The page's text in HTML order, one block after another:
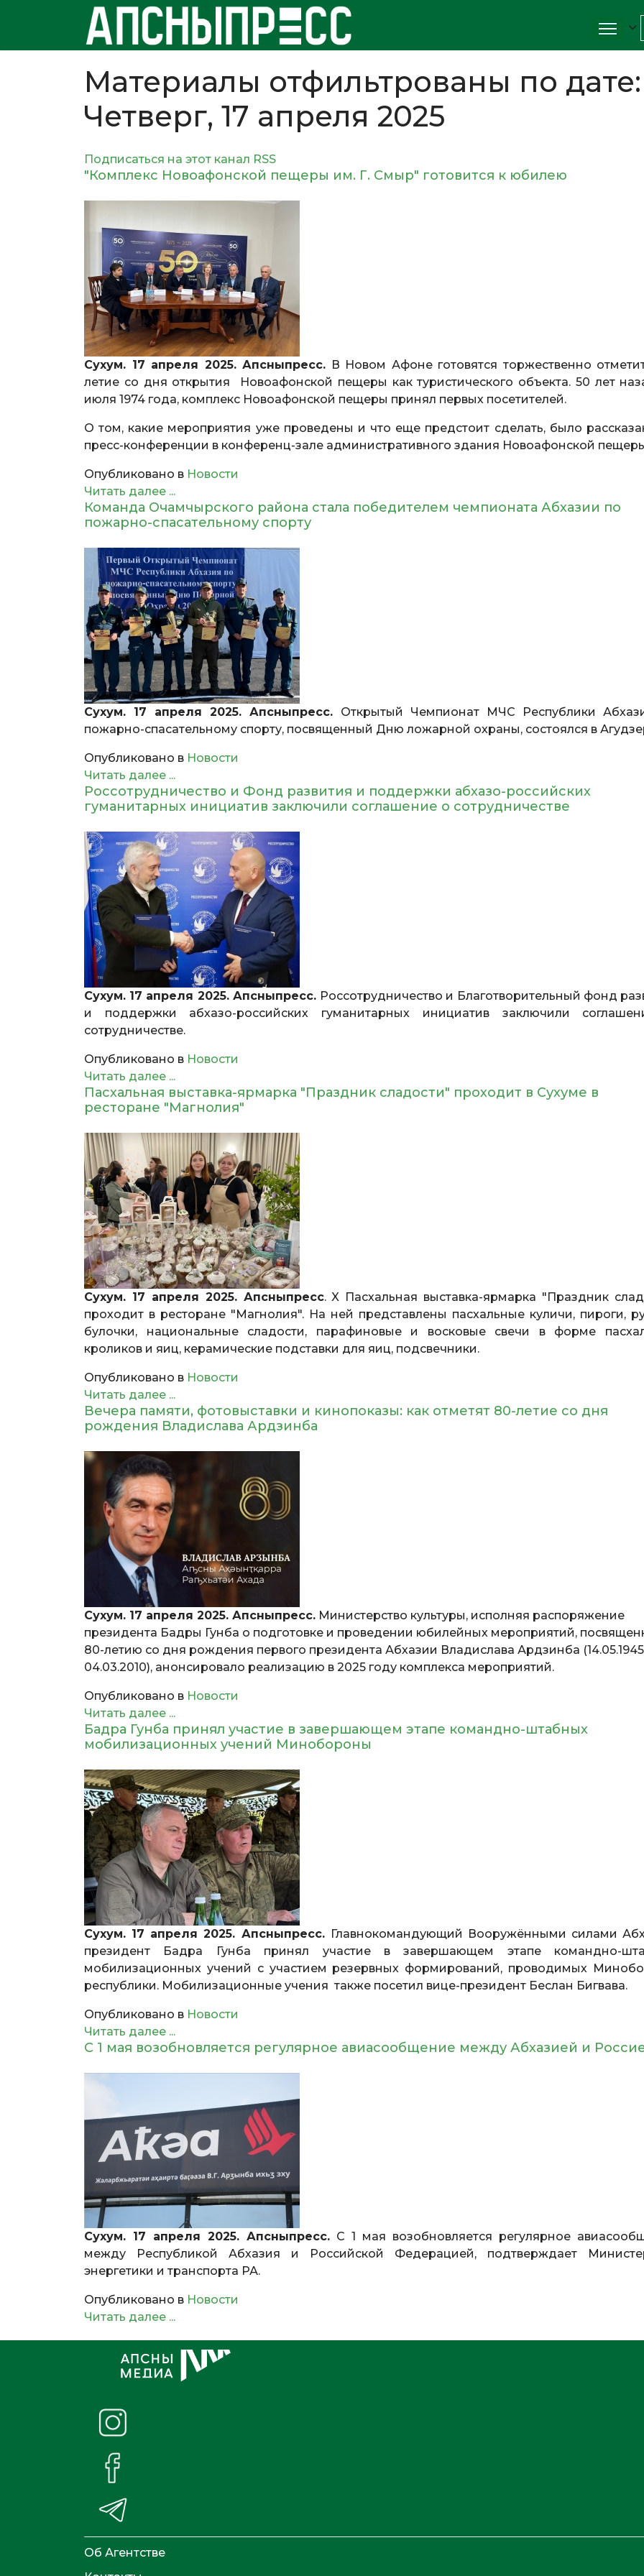
Материалы отфильтрованы по дате:
Четверг, 17 апреля 2025
Подписаться на этот канал RSS
"Комплекс Новоафонской пещеры им. Г. Смыр" готовится к юбилею
Сухум. 17 апреля 2025. Апсныпресс. В Новом Афоне готовятся торжественно
летие со дня открытия Новоафонской пещеры как туристического объекта. 50 лет
июля 1974 года, комплекс Новоафонской пещеры принял первых посетителей.
О том, какие мероприятия уже проведены и что еще предстоит сделать, было
пресс-конференции в конференц-зале административного здания Новоафонской
Опубликовано в Новости
Читать далее ...
Команда Очамчырского района стала победителем чемпионата Абхазии по
пожарно-спасательному спорту
Сухум. 17 апреля 2025. Апсныпресс. Открытый Чемпионат МЧС Республики
пожарно-спасательному спорту, посвященный Дню ложарной охраны, состоялся в
Опубликовано в Новости
Читать далее ...
Россотрудничество и Фонд развития и поддержки абхазо-российских
гуманитарных инициатив заключили соглашение о сотрудничестве
Сухум. 17 апреля 2025. Апсныпресс. Россотрудничество и Благотворительный фонд
и поддержки абхазо-российских гуманитарных инициатив заключили
сотрудничестве.
Опубликовано в Новости
Читать далее ...
Пасхальная выставка-ярмарка "Праздник сладости" проходит в Сухуме в
ресторане "Магнолия"
Сухум. 17 апреля 2025. Апсныпресс. X Пасхальная выставка-ярмарка "Праздник
проходит в ресторане "Магнолия". На ней представлены пасхальные куличи, пироги,
булочки, национальные сладости, парафиновые и восковые свечи в форме
кроликов и яиц, керамические подставки для яиц, подсвечники.
Опубликовано в Новости
Читать далее ...
Вечера памяти, фотовыставки и кинопоказы: как отметят 80-летие со дня
рождения Владислава Ардзинба
Сухум. 17 апреля 2025. Апсныпресс. Министерство культуры, исполняя распоряжение
президента Бадры Гунба о подготовке и проведении юбилейных мероприятий,
80-летию со дня рождения первого президента Абхазии Владислава Ардзинба
04.03.2010), анонсировало реализацию в 2025 году комплекса мероприятий.
Опубликовано в Новости
Читать далее ...
Бадра Гунба принял участие в завершающем этапе командно-штабных
мобилизационных учений Минобороны
Сухум. 17 апреля 2025. Апсныпресс. Главнокомандующий Вооружёнными силами
президент Бадра Гунба принял участие в завершающем этапе командно-
мобилизационных учений с участием резервных формирований, проводимых
республики. Мобилизационные учения также посетил вице-президент Беслан Бигвава.
Опубликовано в Новости
Читать далее ...
С 1 мая возобновляется регулярное авиасообщение между Абхазией и
Сухум. 17 апреля 2025. Апсныпресс. С 1 мая возобновляется регулярное
между Республикой Абхазия и Российской Федерацией, подтверждает
энергетики и транспорта РА.
Опубликовано в Новости
Читать далее ...
Об Агентстве